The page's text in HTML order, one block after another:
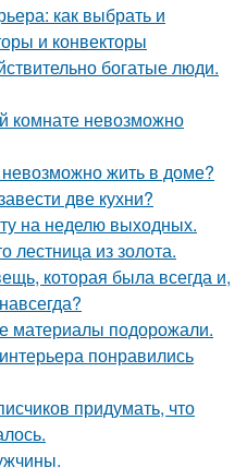
как выбрать и
и конвекторы
богатые люди.
комнате невозможно
невозможно жить в доме?
две кухни?
на неделю выходных.
лестница из золота.
которая была всегда и,
материалы подорожали.
понравились
придумать, что